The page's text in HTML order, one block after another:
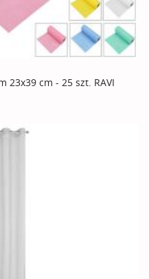
23x39 cm - 25 szt. RAVI